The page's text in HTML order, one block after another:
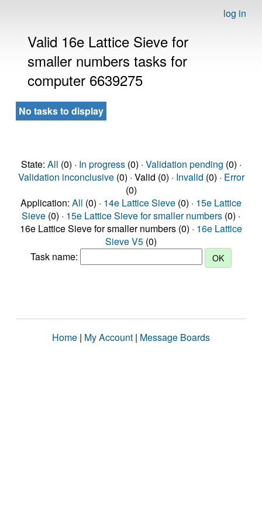
log in
Valid 16e Lattice Sieve for
smaller numbers tasks for
computer 6639275
No tasks to display
State: All (0) · In progress(0) · Validation pending (0) ·
Validation inconclusive(0) · Valid (0) · Invalid (0) · Error
(0)
Application: All (0) · 14e Lattice Sieve (0) · 15e Lattice
Sieve (0) · 15e Lattice Sieve for smaller numbers (0) ·
16e Lattice Sieve for smaller numbers (0) · 16e Lattice
Sieve V5 (0)
Task name:
Home | My Account | Message Boards